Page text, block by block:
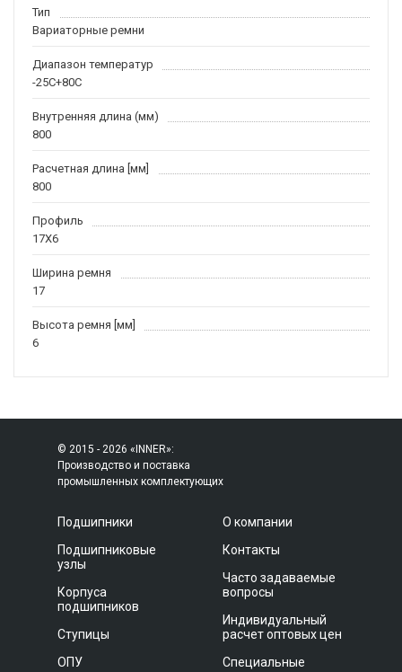
Тип
Вариаторные ремни
Диапазон температур
-25С+80С
Внутренняя длина (мм)
800
Расчетная длина [мм]
800
Профиль
17X6
Ширина ремня
17
Высота ремня [мм]
6
© 2015 - 2026 «INNER»:
Производство и поставка
промышленных комплектующих
Подшипники
Подшипниковые
узлы
Корпуса
подшипников
Ступицы
ОПУ
О компании
Контакты
Часто задаваемые
вопросы
Индивидуальный
расчет оптовых цен
Специальные